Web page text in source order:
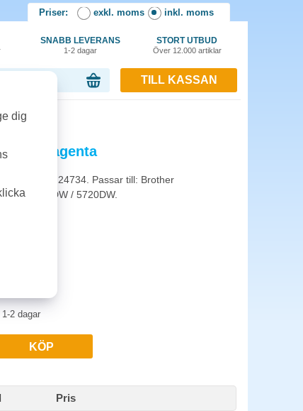
Priser: exkl. moms inkl. moms
SNABB LEVERANS
1-2 dagar
STORT UTBUD
Över 12.000 artiklar
TILL KASSAN
1,2k magenta
ISO/IEC 24734. Passar till: Brother
/ 5620DW / 5720DW.
1-2 dagar
KÖP
Pris
dig